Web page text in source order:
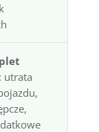
: utrata